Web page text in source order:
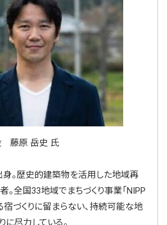
藤原 岳史 氏
。歴史的建築物を活用した地域再
。全国33地域でまちづくり事業「NIPP
宿づくりに留まらない、持続可能な地
尽力している。